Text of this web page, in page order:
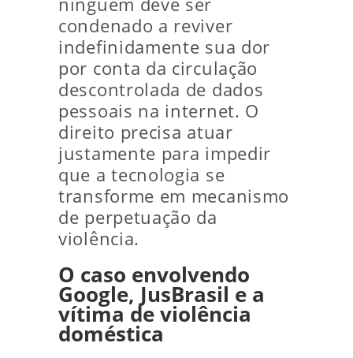
ninguém deve ser
condenado a reviver
indefinidamente sua dor
por conta da circulação
descontrolada de dados
pessoais na internet. O
direito precisa atuar
justamente para impedir
que a tecnologia se
transforme em mecanismo
de perpetuação da
violência.
O caso envolvendo
Google, JusBrasil e a
vítima de violência
doméstica